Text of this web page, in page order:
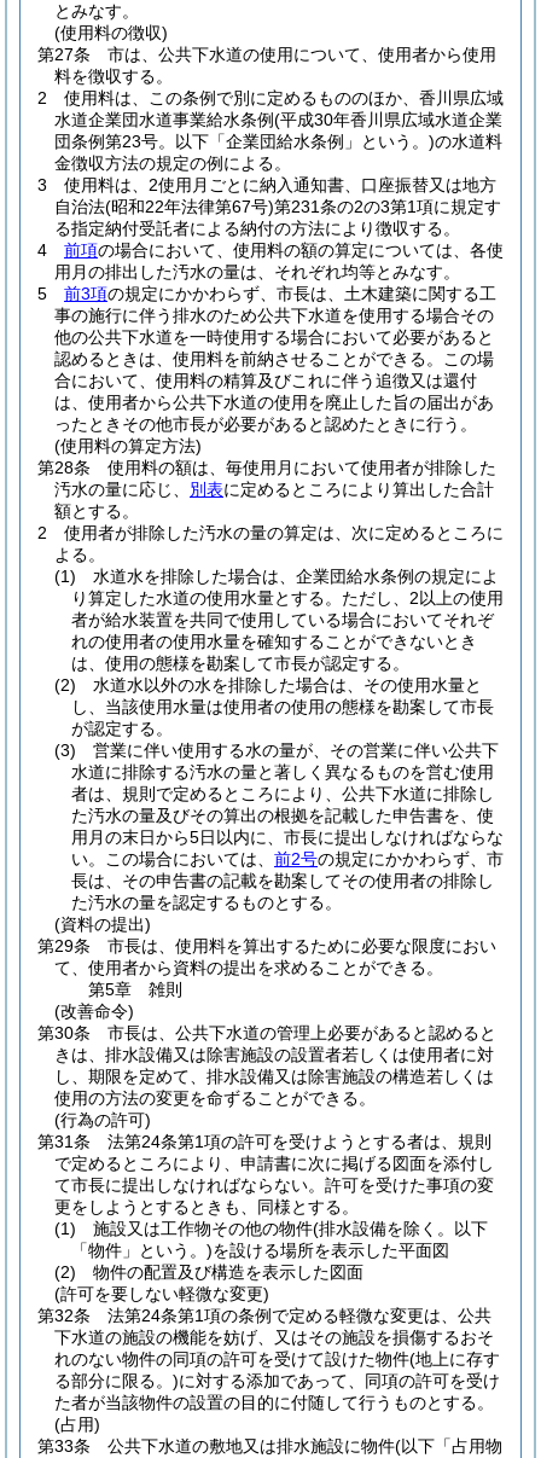
とみなす。
(使用料の徴収)
第27条
市は、公共下水道の使用について、使用者から使用
料を徴収する。
2
使用料は、この条例で別に定めるもののほか、香川県広域
水道企業団水道事業給水条例(平成30年香川県広域水道企業
団条例第23号。以下「企業団給水条例」という。)の水道料
金徴収方法の規定の例による。
3
使用料は、2使用月ごとに納入通知書、口座振替又は地方
自治法(昭和22年法律第67号)第231条の2の3第1項に規定す
る指定納付受託者による納付の方法により徴収する。
4
前項の場合において、使用料の額の算定については、各使
用月の排出した汚水の量は、それぞれ均等とみなす。
5
前3項の規定にかかわらず、市長は、土木建築に関する工
事の施行に伴う排水のため公共下水道を使用する場合その
他の公共下水道を一時使用する場合において必要があると
認めるときは、使用料を前納させることができる。
この場
合において、使用料の精算及びこれに伴う追徴又は還付
は、使用者から公共下水道の使用を廃止した旨の届出があ
ったときその他市長が必要があると認めたときに行う。
(使用料の算定方法)
第28条
使用料の額は、毎使用月において使用者が排除した
汚水の量に応じ、 別表に定めるところにより算出した合計
額とする。
2
使用者が排除した汚水の量の算定は、次に定めるところに
よる。
(1)
水道水を排除した場合は、企業団給水条例の規定によ
り算定した水道の使用水量とする。 ただし、2以上の使用
者が給水装置を共同で使用している場合においてそれぞ
れの使用者の使用水量を確知することができないとき
は、使用の態様を勘案して市長が認定する。
(2)
水道水以外の水を排除した場合は、その使用水量と
し、当該使用水量は使用者の使用の態様を勘案して市長
が認定する。
(3)
営業に伴い使用する水の量が、その営業に伴い公共下
水道に排除する汚水の量と著しく異なるものを営む使用
者は、規則で定めるところにより、公共下水道に排除し
た汚水の量及びその算出の根拠を記載した申告書を、使
用月の末日から5日以内に、市長に提出しなければならな
い。
この場合においては、 前2号の規定にかかわらず、市
長は、その申告書の記載を勘案してその使用者の排除し
た汚水の量を認定するものとする。
(資料の提出)
第29条
市長は、使用料を算出するために必要な限度におい
て、使用者から資料の提出を求めることができる。
第5章
雑則
(改善命令)
第30条
市長は、公共下水道の管理上必要があると認めると
きは、排水設備又は除害施設の設置者若しくは使用者に対
し、期限を定めて、排水設備又は除害施設の構造若しくは
使用の方法の変更を命ずることができる。
(行為の許可)
第31条
法第24条第1項の許可を受けようとする者は、規則
で定めるところにより、申請書に次に掲げる図面を添付し
て市長に提出しなければならない。 許可を受けた事項の変
更をしようとするときも、同様とする。
(1)
施設又は工作物その他の物件(排水設備を除く。以下
「物件」という。)を設ける場所を表示した平面図
(2)
物件の配置及び構造を表示した図面
(許可を要しない軽微な変更)
第32条
法第24条第1項の条例で定める軽微な変更は、公共
下水道の施設の機能を妨げ、又はその施設を損傷するおそ
れのない物件の同項の許可を受けて設けた物件(地上に存す
る部分に限る。)に対する添加であって、同項の許可を受け
た者が当該物件の設置の目的に付随して行うものとする。
(占用)
第33条
公共下水道の敷地又は排水施設に物件(以下「占用物